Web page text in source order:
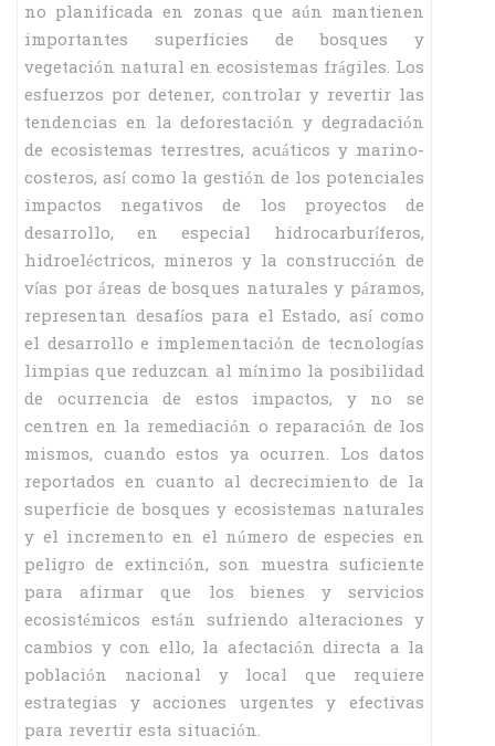
no planificada en zonas que aún mantienen
importantes superficies de bosques y
vegetación natural en ecosistemas frágiles. Los
esfuerzos por detener, controlar y revertir las
tendencias en la deforestación y degradación
de ecosistemas terrestres, acuáticos y marino-
costeros, así como la gestión de los potenciales
impactos negativos de los proyectos de
desarrollo, en especial hidrocarburíferos,
hidroeléctricos, mineros y la construcción de
vías por áreas de bosques naturales y páramos,
representan desafíos para el Estado, así como
el desarrollo e implementación de tecnologías
limpias que reduzcan al mínimo la posibilidad
de ocurrencia de estos impactos, y no se
centren en la remediación o reparación de los
mismos, cuando estos ya ocurren. Los datos
reportados en cuanto al decrecimiento de la
superficie de bosques y ecosistemas naturales
y el incremento en el número de especies en
peligro de extinción, son muestra suficiente
para afirmar que los bienes y servicios
ecosistémicos están sufriendo alteraciones y
cambios y con ello, la afectación directa a la
población nacional y local que requiere
estrategias y acciones urgentes y efectivas
para revertir esta situación.